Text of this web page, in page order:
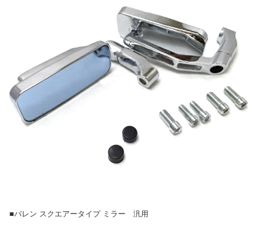
■バレン スクエアータイプ ミラー 汎用